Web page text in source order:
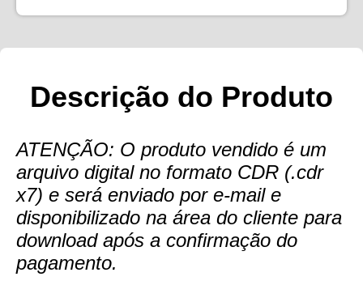
Descrição do Produto
ATENÇÃO: O produto vendido é um
arquivo digital no formato CDR (.cdr
x7) e será enviado por e-mail e
disponibilizado na área do cliente para
download após a confirmação do
pagamento.